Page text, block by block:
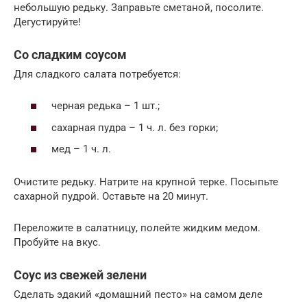
небольшую редьку. Заправьте сметаной, посолите.
Дегустируйте!
Со сладким соусом
Для сладкого салата потребуется:
черная редька – 1 шт.;
сахарная пудра – 1 ч. л. без горки;
мед – 1 ч. л.
Очистите редьку. Натрите на крупной терке. Посыпьте
сахарной пудрой. Оставьте на 20 минут.
Переложите в салатницу, полейте жидким медом.
Пробуйте на вкус.
Соус из свежей зелени
Сделать эдакий «домашний песто» на самом деле